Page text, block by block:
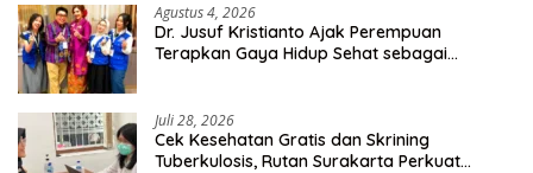
Agustus 4, 2026
Dr. Jusuf Kristianto Ajak Perempuan
Terapkan Gaya Hidup Sehat sebagai
Juli 28, 2026
Cek Kesehatan Gratis dan Skrining
Tuberkulosis, Rutan Surakarta Perkuat